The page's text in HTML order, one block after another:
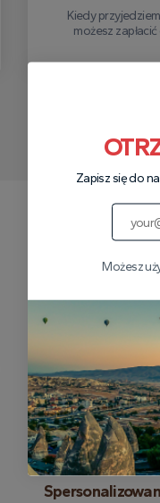
Kiedy
możesz
Kompleksowe
Każdy lot jest w pełni
czemu możesz skupić
tym
Zapisz się do
Możesz